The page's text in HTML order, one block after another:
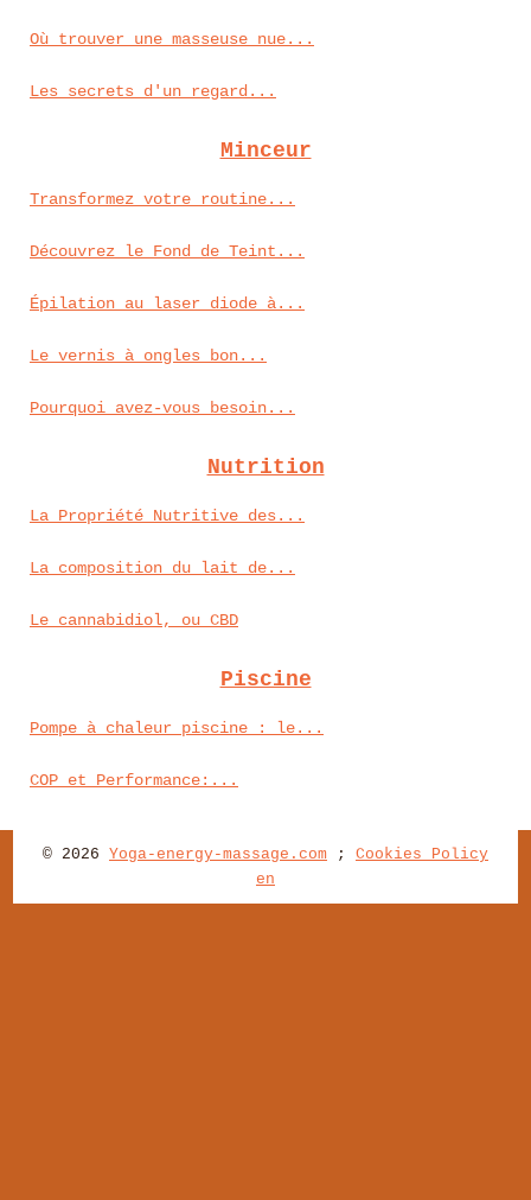
Où trouver une masseuse nue...
Les secrets d'un regard...
Minceur
Transformez votre routine...
Découvrez le Fond de Teint...
Épilation au laser diode à...
Le vernis à ongles bon...
Pourquoi avez-vous besoin...
Nutrition
La Propriété Nutritive des...
La composition du lait de...
Le cannabidiol, ou CBD
Piscine
Pompe à chaleur piscine : le...
COP et Performance:...
© 2026 Yoga-energy-massage.com ; Cookies Policy
en